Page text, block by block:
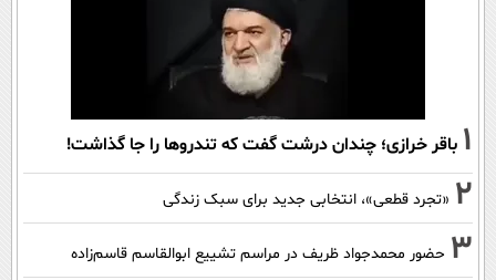
1 باقر خرازی؛ چندان درشت گفت که تندروها را جا گذاشت!
2 «تجرد قطعی»، انتخابی جدید برای سبک زندگی
3 حضور محمدجواد ظریف در مراسم تشییع ابوالقاسم قاسم‌زاده